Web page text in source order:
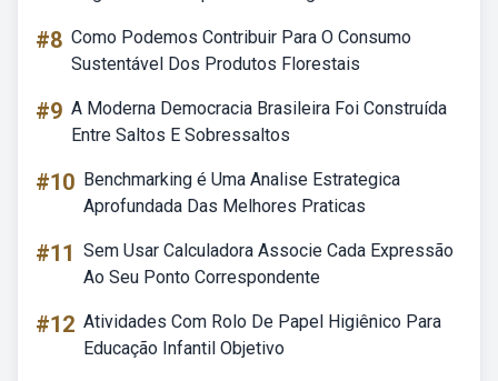
#8 Como Podemos Contribuir Para O Consumo
Sustentável Dos Produtos Florestais
#9 A Moderna Democracia Brasileira Foi Construída
Entre Saltos E Sobressaltos
#10 Benchmarking é Uma Analise Estrategica
Aprofundada Das Melhores Praticas
#11 Sem Usar Calculadora Associe Cada Expressão
Ao Seu Ponto Correspondente
#12 Atividades Com Rolo De Papel Higiênico Para
Educação Infantil Objetivo